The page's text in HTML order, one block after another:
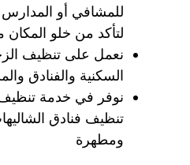
للمشافي أو
لتأكد من خلو
نعمل على تنظيف
السكنية والفنادق
نوفر في خدمة تنظيف
تنظيف فنادق
ومطهرة